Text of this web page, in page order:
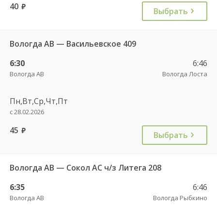
40 руб. Выбрать
Вологда АВ — Васильевское 409
6:30
Вологда АВ
6:46
Вологда Лоста
Пн,Вт,Ср,Чт,Пт
с 28.02.2026
45 руб. Выбрать
Вологда АВ — Сокол АС ч/з Литега 208
6:35
Вологда АВ
6:46
Вологда Рыбкино